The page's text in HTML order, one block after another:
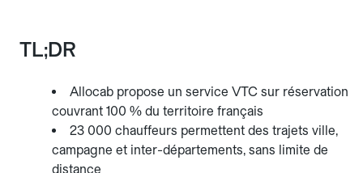
TL;DR
Allocab propose un service VTC sur réservation
couvrant 100 % du territoire français
23 000 chauffeurs permettent des trajets ville,
campagne et inter-départements, sans limite de
distance